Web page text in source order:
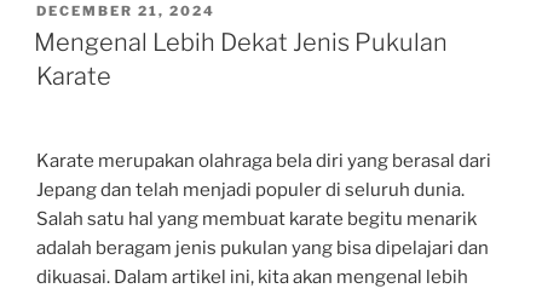
POSTED
ON
DECEMBER 21, 2024
Mengenal Lebih Dekat Jenis Pukulan
Karate
Karate merupakan olahraga bela diri yang berasal dari
Jepang dan telah menjadi populer di seluruh dunia.
Salah satu hal yang membuat karate begitu menarik
adalah beragam jenis pukulan yang bisa dipelajari dan
dikuasai. Dalam artikel ini, kita akan mengenal lebih